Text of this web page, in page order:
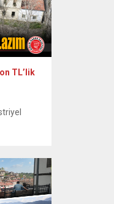
tarihi
TL’lik
ayağa
bulan